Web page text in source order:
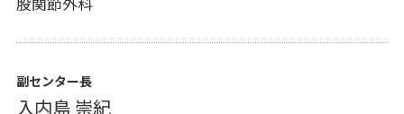
副センター長
入内島 崇紀